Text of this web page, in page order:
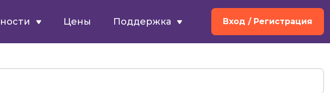
Цены Поддержка Вход / Регистрация